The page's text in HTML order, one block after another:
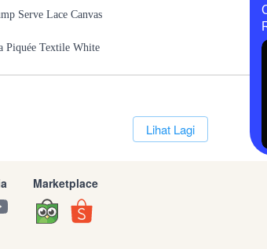
Serve Lace Canvas
Piquée Textile White
`Lihat Lagi
Marketplace